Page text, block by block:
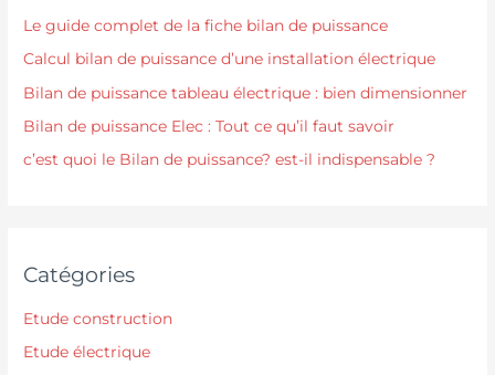
Le guide complet de la fiche bilan de puissance
Calcul bilan de puissance d’une installation électrique
Bilan de puissance tableau électrique : bien dimensionner
Bilan de puissance Elec : Tout ce qu’il faut savoir
c’est quoi le Bilan de puissance? est-il indispensable ?
Catégories
Etude construction
Etude électrique